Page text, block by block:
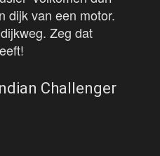
dijk van een motor.
Zeg dat
Challenger